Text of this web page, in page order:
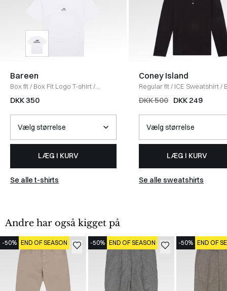
Bareen
Box fit/ Box Fit Logo T-shirt/
WHITE
DKK 350
LÆG I KURV
Se alle t-shirts
Coney Island
Regular fit/ ICE Sweatshirt/
DKK 500 DKK 249
LÆG I KURV
Se alle sweatshirts
Andre har også kigget på
-50% END OF SEASON -50% END OF SEASON -50% END OF